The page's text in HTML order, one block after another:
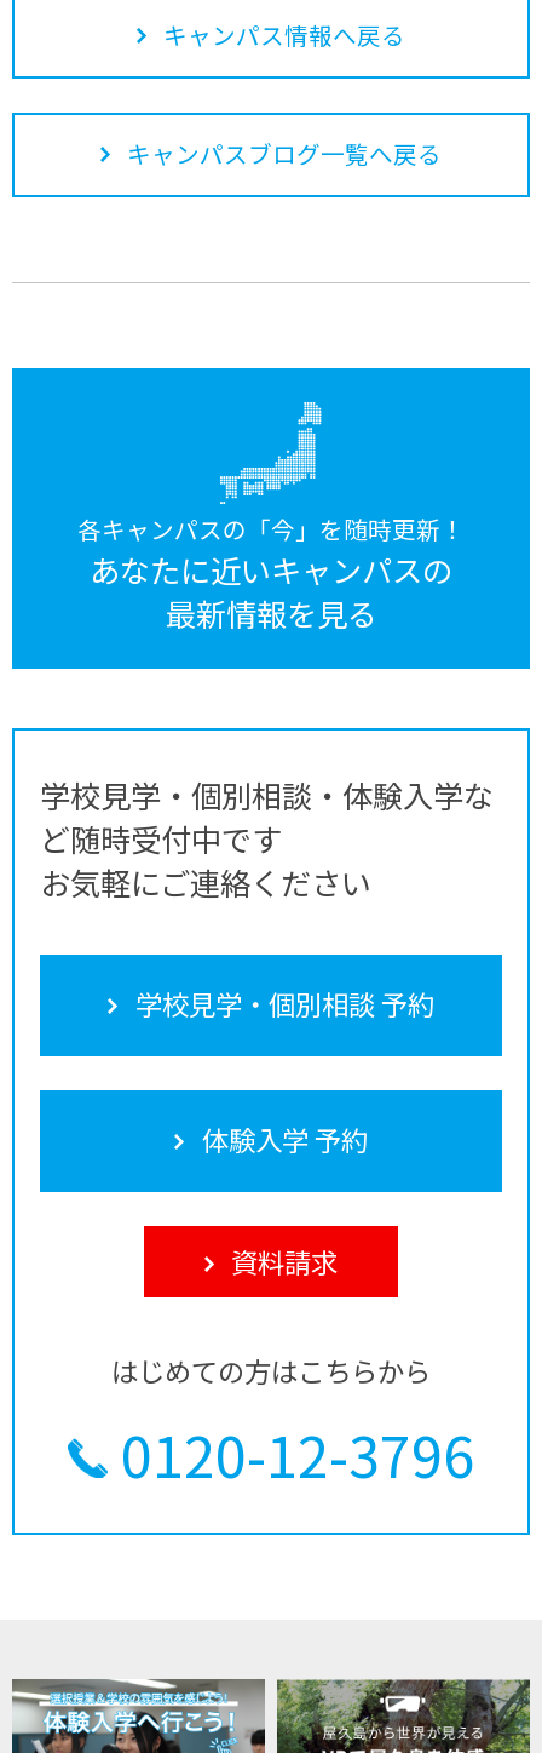
キャンパス情報へ戻る
キャンパスブログ一覧へ戻る
各キャンパスの「今」を随時更新！
あなたに近いキャンパスの
最新情報を見る
学校見学・個別相談・体験入学な
ど随時受付中です
お気軽にご連絡ください
学校見学・個別相談 予約
体験入学 予約
資料請求
はじめての方はこちらから
0120-12-3796